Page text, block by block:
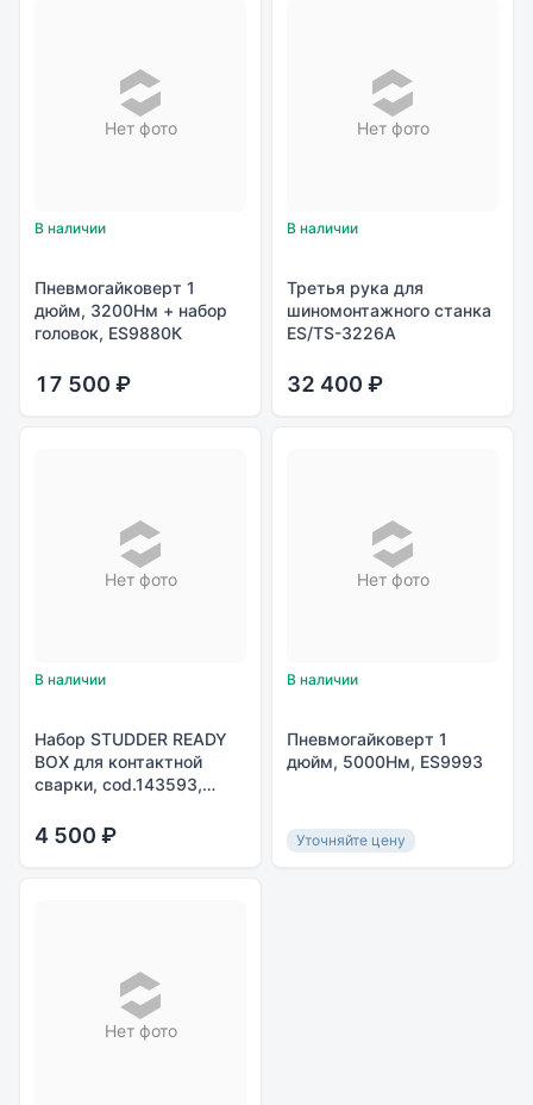
Нет фото
В наличии
Пневмогайковерт 1
дюйм, 3200Нм + набор
головок, ES9880К
17 500 ₽
Нет фото
В наличии
Третья рука для
шиномонтажного станка
ES/TS-3226A
32 400 ₽
Нет фото
В наличии
Набор STUDDER READY
BOX для контактной
сварки, cod.143593,
4 500 ₽
Нет фото
В наличии
Пневмогайковерт 1
дюйм, 5000Нм, ES9993
Уточняйте цену
Нет фото